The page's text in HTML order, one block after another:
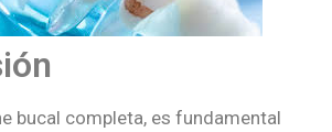
bucal completa, es fundamental